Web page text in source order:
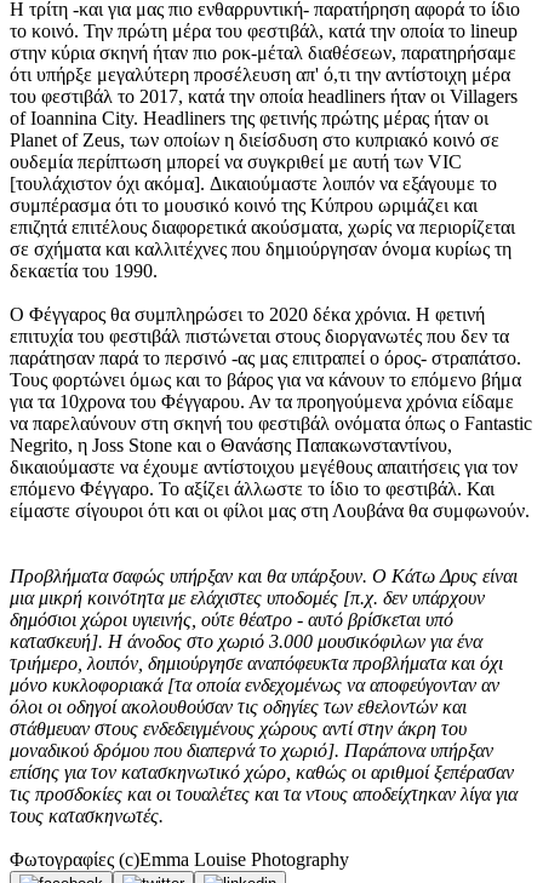
Η τρίτη -και για μας πιο ενθαρρυντική- παρατήρηση αφορά το ίδιο
το κοινό. Την πρώτη μέρα του φεστιβάλ, κατά την οποία το lineup
στην κύρια σκηνή ήταν πιο ροκ-μέταλ διαθέσεων, παρατηρήσαμε
ότι υπήρξε μεγαλύτερη προσέλευση απ' ό,τι την αντίστοιχη μέρα
του φεστιβάλ το 2017, κατά την οποία headliners ήταν οι Villagers
of Ioannina City. Headliners της φετινής πρώτης μέρας ήταν οι
Planet of Zeus, των οποίων η διείσδυση στο κυπριακό κοινό σε
ουδεμία περίπτωση μπορεί να συγκριθεί με αυτή των VIC
[τουλάχιστον όχι ακόμα]. Δικαιούμαστε λοιπόν να εξάγουμε το
συμπέρασμα ότι το μουσικό κοινό της Κύπρου ωριμάζει και
επιζητά επιτέλους διαφορετικά ακούσματα, χωρίς να περιορίζεται
σε σχήματα και καλλιτέχνες που δημιούργησαν όνομα κυρίως τη
δεκαετία του 1990.
Ο Φέγγαρος θα συμπληρώσει το 2020 δέκα χρόνια. Η φετινή
επιτυχία του φεστιβάλ πιστώνεται στους διοργανωτές που δεν τα
παράτησαν παρά το περσινό -ας μας επιτραπεί ο όρος- στραπάτσο.
Τους φορτώνει όμως και το βάρος για να κάνουν το επόμενο βήμα
για τα 10χρονα του Φέγγαρου. Αν τα προηγούμενα χρόνια είδαμε
να παρελαύνουν στη σκηνή του φεστιβάλ ονόματα όπως ο Fantastic
Negrito, η Joss Stone και ο Θανάσης Παπακωνσταντίνου,
δικαιούμαστε να έχουμε αντίστοιχου μεγέθους απαιτήσεις για τον
επόμενο Φέγγαρο. Το αξίζει άλλωστε το ίδιο το φεστιβάλ. Και
είμαστε σίγουροι ότι και οι φίλοι μας στη Λουβάνα θα συμφωνούν.
Προβλήματα σαφώς υπήρξαν και θα υπάρξουν. Ο Κάτω Δρυς είναι
μια μικρή κοινότητα με ελάχιστες υποδομές [π.χ. δεν υπάρχουν
δημόσιοι χώροι υγιεινής, ούτε θέατρο - αυτό βρίσκεται υπό
κατασκευή]. Η άνοδος στο χωριό 3.000 μουσικόφιλων για ένα
τριήμερο, λοιπόν, δημιούργησε αναπόφευκτα προβλήματα και όχι
μόνο κυκλοφοριακά [τα οποία ενδεχομένως να αποφεύγονταν αν
όλοι οι οδηγοί ακολουθούσαν τις οδηγίες των εθελοντών και
στάθμευαν στους ενδεδειγμένους χώρους αντί στην άκρη του
μοναδικού δρόμου που διαπερνά το χωριό]. Παράπονα υπήρξαν
επίσης για τον κατασκηνωτικό χώρο, καθώς οι αριθμοί ξεπέρασαν
τις προσδοκίες και οι τουαλέτες και τα ντους αποδείχτηκαν λίγα για
τους κατασκηνωτές.
Φωτογραφίες (c)Emma Louise Photography